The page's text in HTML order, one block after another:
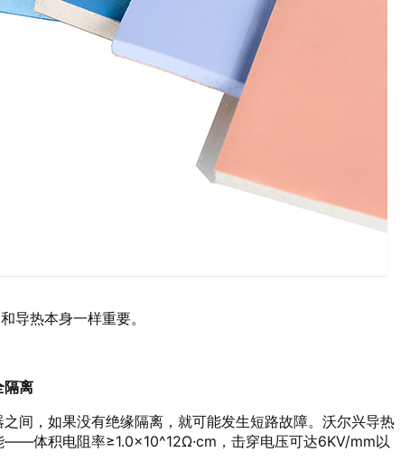
导热本身一样重要。
隔离
间，如果没有绝缘隔离，就可能发生短路故障。沃尔兴导热
——体积电阻率≥1.0×10^12Ω·cm，击穿电压可达6KV/mm以